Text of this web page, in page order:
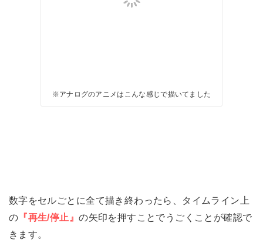
※アナログのアニメはこんな感じで描いてました
数字をセルごとに全て描き終わったら、タイムライン上
の 『再生/停止』の矢印を押すことでうごくことが確認で
きます。